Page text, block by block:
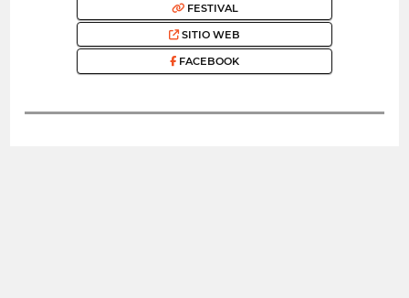
FESTIVAL
SITIO WEB
FACEBOOK